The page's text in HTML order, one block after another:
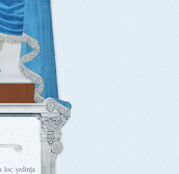
loc şedinţa